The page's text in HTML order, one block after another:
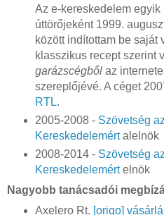
Az e-kereskedelem egyik
úttörőjeként 1999.
között indítottam be saját
klasszikus recept szerint
garázscégbőlaz
szereplőjévé. A céget
RTL.
2005-2008 - Szövetség
Kereskedelemértalelnök
2008-2014 - Szövetség
Kereskedelemértelnök
Nagyobb tanácsadói
Axelero Rt. [origo]